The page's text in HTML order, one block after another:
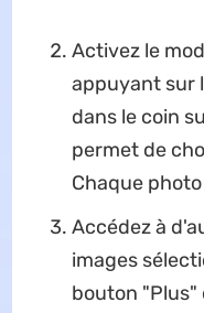
Activez le
appuyant sur
dans le coin
permet de
Chaque
Accédez à
images
bouton "Plus"